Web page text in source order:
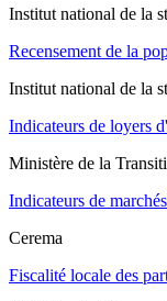
Institut national de la
Recensement de la
Institut national de la
Indicateurs de loyers
Ministère de la
Indicateurs de
Cerema
Fiscalité locale des